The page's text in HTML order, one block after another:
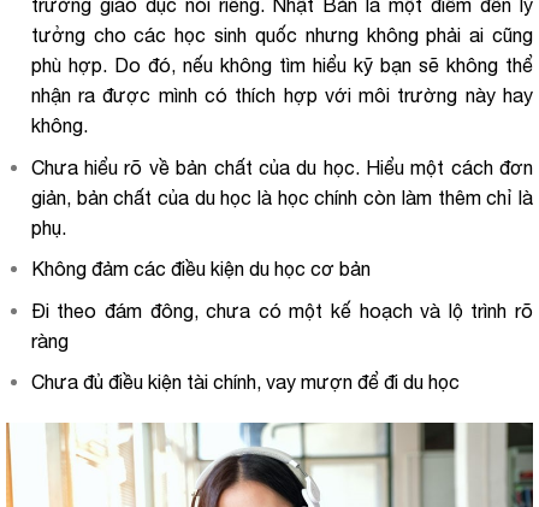
trường giáo dục nói riêng. Nhật Bản là một điểm đến lý
tưởng cho các học sinh quốc nhưng không phải ai cũng
phù hợp. Do đó, nếu không tìm hiểu kỹ bạn sẽ không thể
nhận ra được mình có thích hợp với môi trường này hay
không.
Chưa hiểu rõ về bản chất của du học. Hiểu một cách đơn
giản, bản chất của du học là học chính còn làm thêm chỉ là
phụ.
Không đảm các điều kiện du học cơ bản
Đi theo đám đông, chưa có một kế hoạch và lộ trình rõ
ràng
Chưa đủ điều kiện tài chính, vay mượn để đi du học